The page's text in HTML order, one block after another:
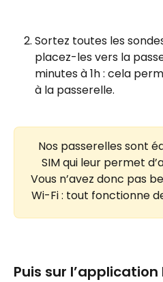
Sortez toutes les
placez-les vers la
minutes à 1h : cela
à la passerelle.
Nos passerelles sont
SIM qui leur permet
Vous n’avez donc pas
Wi-Fi : tout fonctionne
Puis sur l’application